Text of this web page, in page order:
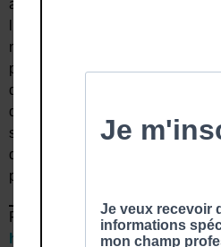
agissement sexiste.
notamment en application de son
physique et morale envers ses
dans chaque entreprise où un
des référent·es en matière de
sexuel et les agissements
désigné·es au sein des
personnel.
Fiche écrite en collaboration
https://droits.nvo.fr<